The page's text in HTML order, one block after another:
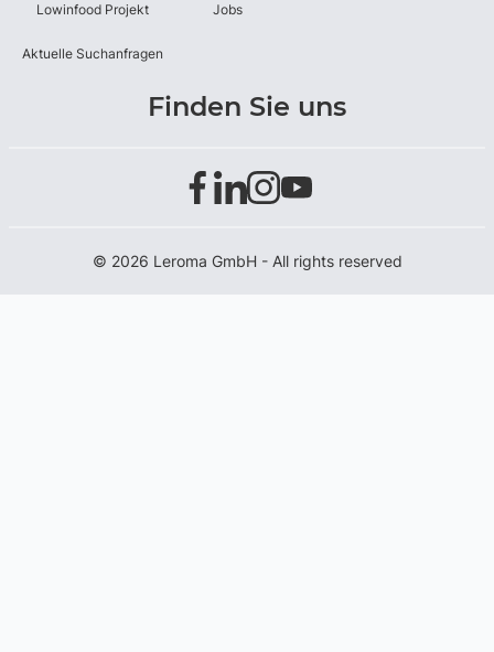
Lowinfood Projekt
Aktuelle Suchanfragen
Jobs
Finden Sie uns
© 2026 Leroma GmbH - All rights reserved